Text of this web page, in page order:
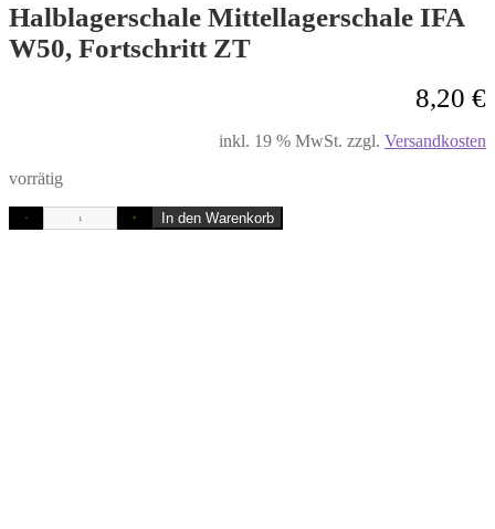
Halblagerschale Mittellagerschale IFA
W50, Fortschritt ZT
8,20 €
inkl. 19 % MwSt. zzgl. Versandkosten
vorrätig
- + In den Warenkorb